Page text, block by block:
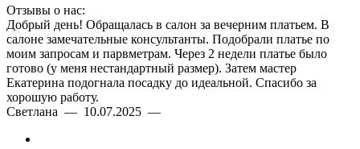
Отзывы о нас:
Добрый день! Обращалась в салон за вечерним платьем. В
салоне замечательные консультанты. Подобрали платье по
моим запросам и парвметрам. Через 2 недели платье было
готово (у меня нестандартный размер). Затем мастер
Екатерина подогнала посадку до идеальной. Спасибо за
хорошую работу.
Светлана — 10.07.2025 —